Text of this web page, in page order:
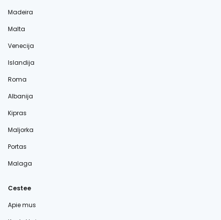
Madeira
Malta
Venecija
Islandija
Roma
Albanija
Kipras
Maljorka
Portas
Malaga
Cestee
Apie mus